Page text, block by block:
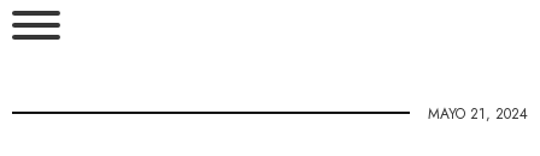
MAYO 21, 2024